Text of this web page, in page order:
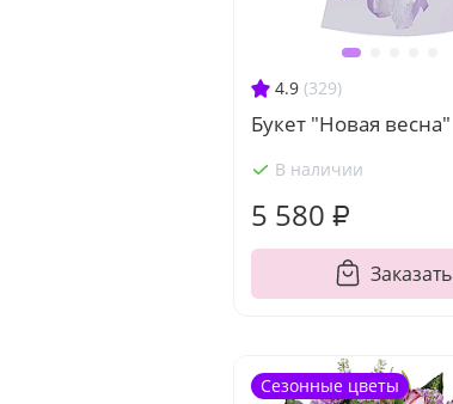
4.9 (329)
Букет "Новая весна"
В наличии
5 580 ₽
Заказать
Сезонные цветы